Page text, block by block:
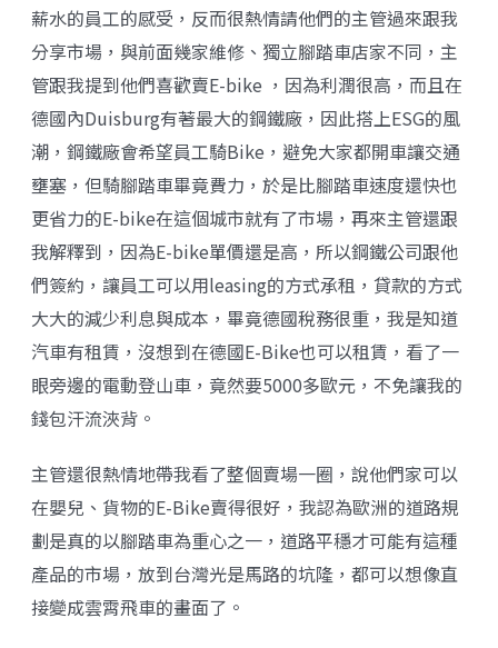
薪水的員工的感受，反而很熱情請他們的主管過來跟我
分享市場，與前面幾家維修、獨立腳踏車店家不同，主
管跟我提到他們喜歡賣E-bike ，因為利潤很高，而且在
德國內Duisburg有著最大的鋼鐵廠，因此搭上ESG的風
潮，鋼鐵廠會希望員工騎Bike，避免大家都開車讓交通
壅塞，但騎腳踏車畢竟費力，於是比腳踏車速度還快也
更省力的E-bike在這個城市就有了市場，再來主管還跟
我解釋到，因為E-bike單價還是高，所以鋼鐵公司跟他
們簽約，讓員工可以用leasing的方式承租，貸款的方式
大大的減少利息與成本，畢竟德國稅務很重，我是知道
汽車有租賃，沒想到在德國E-Bike也可以租賃，看了一
眼旁邊的電動登山車，竟然要5000多歐元，不免讓我的
錢包汗流浹背。
主管還很熱情地帶我看了整個賣場一圈，說他們家可以
在嬰兒、貨物的E-Bike賣得很好，我認為歐洲的道路規
劃是真的以腳踏車為重心之一，道路平穩才可能有這種
產品的市場，放到台灣光是馬路的坑隆，都可以想像直
接變成雲霄飛車的畫面了。